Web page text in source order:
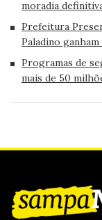
moradia
Prefeitura
Paladino
Programas de
mais de 50